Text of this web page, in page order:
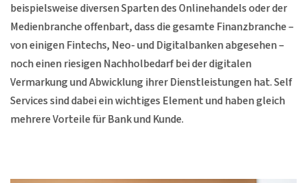
beispielsweise diversen Sparten des Onlinehandels oder der
Medienbranche offenbart, dass die gesamte Finanzbranche –
von einigen Fintechs, Neo- und Digitalbanken abgesehen –
noch einen riesigen Nachholbedarf bei der digitalen
Vermarkung und Abwicklung ihrer Dienstleistungen hat. Self
Services sind dabei ein wichtiges Element und haben gleich
mehrere Vorteile für Bank und Kunde.